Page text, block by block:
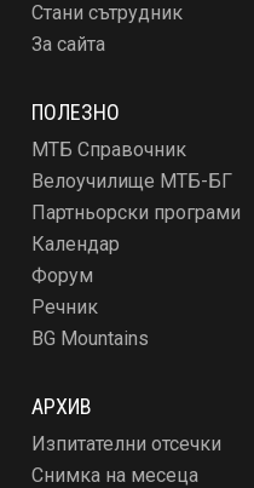
Стани сътрудник
За сайта
ПОЛЕЗНО
МТБ Справочник
Велоучилище МТБ-БГ
Партньорски програми
Календар
Форум
Речник
BG Mountains
АРХИВ
Изпитателни отсечки
Снимка на месеца